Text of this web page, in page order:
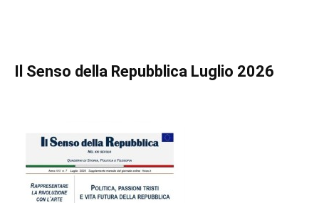
Il Senso della Repubblica Luglio 2026